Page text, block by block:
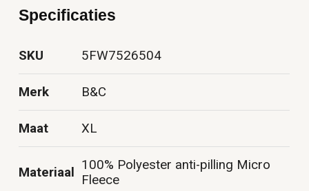
Specificaties
SKU 5FW7526504
Merk B&C
Maat XL
Materiaal
100% Polyester anti-pilling Micro
Fleece